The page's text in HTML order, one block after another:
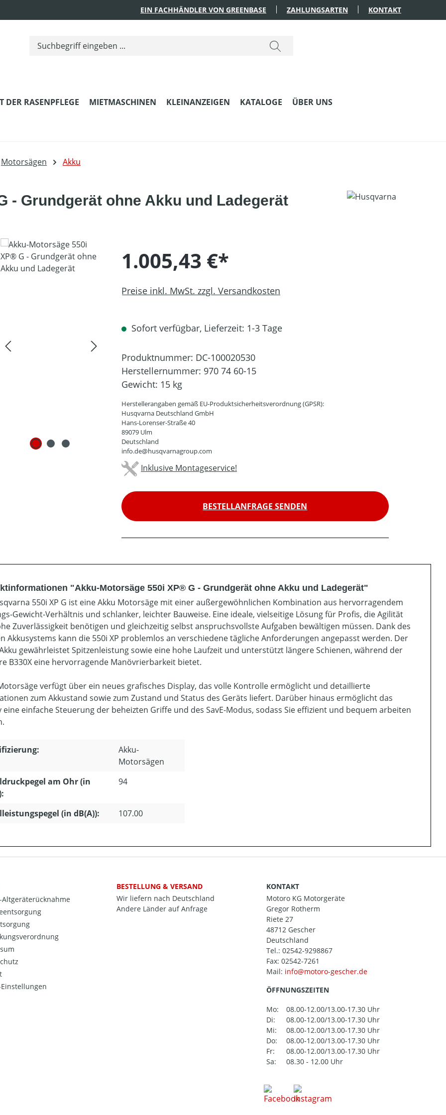
EIN FACHHÄNDLER VON GREENBASE ZAHLUNGSARTEN KONTAKT
DER RASENPFLEGE MIETMASCHINEN KLEINANZEIGEN KATALOGE ÜBER UNS
Motorsägen Akku
- Grundgerät ohne Akku und Ladegerät
1.005,43 €*
Preise inkl. MwSt. zzgl. Versandkosten
Sofort verfügbar, Lieferzeit: 1-3 Tage
Produktnummer: DC-100020530
Herstellernummer: 970 74 60-15
Gewicht: 15 kg
Herstellerangaben gemäß EU-Produktsicherheitsverordnung (GPSR):
Husqvarna Deutschland GmbH
Hans-Lorenser-Straße 40
89079 Ulm
Deutschland
info.de@husqvarnagroup.com
Inklusive Montageservice!
BESTELLANFRAGE SENDEN
"Akku-Motorsäge 550i XP® G - Grundgerät ohne Akku und Ladegerät"
550i XP G ist eine Akku Motorsäge mit einer außergewöhnlichen Kombination aus hervorragendem
Gewicht-Verhältnis und schlanker, leichter Bauweise. Eine ideale, vielseitige Lösung für Profis, die Agilität
Zuverlässigkeit benötigen und gleichzeitig selbst anspruchsvollste Aufgaben bewältigen müssen. Dank des
Akkusystems kann die 550i XP problemlos an verschiedene tägliche Anforderungen angepasst werden. Der
gewährleistet Spitzenleistung sowie eine hohe Laufzeit und unterstützt längere Schienen, während der
B330X eine hervorragende Manövrierbarkeit bietet.
verfügt über ein neues grafisches Display, das volle Kontrolle ermöglicht und detaillierte
zum Akkustand sowie zum Zustand und Status des Geräts liefert. Darüber hinaus ermöglicht das
eine einfache Steuerung der beheizten Griffe und des SavE-Modus, sodass Sie effizient und bequem arbeiten
Akku-
Motorsägen
am Ohr (in
94
(in dB(A)): 107.00
Altgeräterücknahme
Einstellungen
BESTELLUNG & VERSAND
Wir liefern nach Deutschland
Andere Länder auf Anfrage
KONTAKT
Motoro KG Motorgeräte
Gregor Rotherm
Riete 27
48712 Gescher
Deutschland
Tel.: 02542-9298867
Fax: 02542-7261
Mail:
ÖFFNUNGSZEITEN
Mo:
08.00-12.00/13.00-17.30 Uhr
Di:
08.00-12.00/13.00-17.30 Uhr
Mi:
08.00-12.00/13.00-17.30 Uhr
Do:
08.00-12.00/13.00-17.30 Uhr
Fr:
08.00-12.00/13.00-17.30 Uhr
Sa:
08.30 - 12.00 Uhr